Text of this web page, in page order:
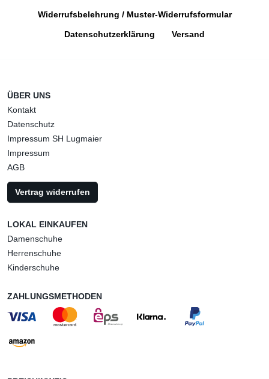
Widerrufsbelehrung / Muster-Widerrufsformular
Datenschutzerklärung Versand
ÜBER UNS
Kontakt
Datenschutz
Impressum SH Lugmaier
Impressum
AGB
Vertrag widerrufen
LOKAL EINKAUFEN
Damenschuhe
Herrenschuhe
Kinderschuhe
ZAHLUNGSMETHODEN